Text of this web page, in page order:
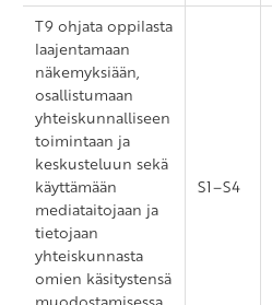
T9 ohjata oppilasta
laajentamaan
näkemyksiään,
osallistumaan
yhteiskunnalliseen
toimintaan ja
keskusteluun sekä
käyttämään
mediataitojaan ja
tietojaan
yhteiskunnasta
omien käsitystensä
S1–S4